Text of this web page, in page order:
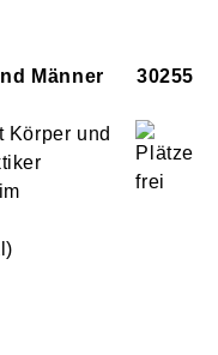
Männer
30255
Körper und